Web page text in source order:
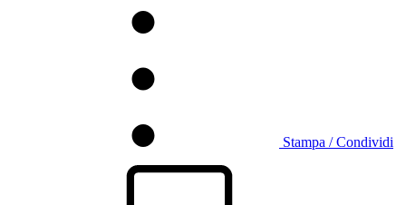
Stampa / Condividi